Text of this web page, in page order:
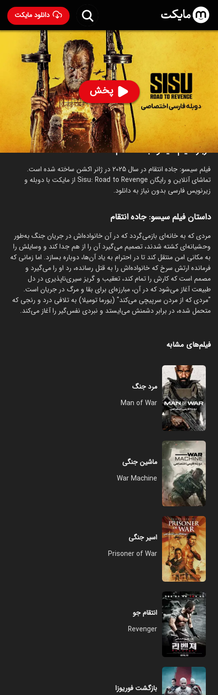
دانلود مایکت
پخش
فیلم سیسو: جاده انتقام با دوبله فارسی
- Sisu: Road to
91% ۶.۸
ساخت فنلاند سال 2025
رده سنی ۱۸+
درباره فیلم سیسو: جاده انتقام
فیلم سیسو: جاده انتقام در سال 2025 در ژانر اکشن ساخته شده است.
تماشای آنلاین و رایگان Sisu: Road to Revenge از مایکت با دوبله و
زیرنویس فارسی بدون نیاز به دانلود.
داستان فیلم سیسو: جاده انتقام
مردی که به خانه‌ای بازمی‌گردد که در آن خانواده‌اش در جریان جنگ به‌طور
وحشیانه‌ای کشته شدند، تصمیم می‌گیرد آن را از هم جدا کند و وسایلش را
به مکانی امن منتقل کند تا در احترام به یاد آن‌ها، دوباره بسازد. اما زمانی که
فرمانده ارتش سرخ که خانواده‌اش را به قتل رسانده، رد او را می‌گیرد و
مصمم است که کارش را تمام کند، تعقیب و گریز سیری‌ناپذیری در دل
طبیعت آغاز می‌شود که در آن، مبارزه‌ای برای بقا و مرگ در جریان است.
"مردی که از مردن سرپیچی می‌کند" (یورما تومیلا) به تلافی درد و رنجی که
متحمل شده، در برابر دشمنش می‌ایستد و نبردی نفس‌گیر را آغاز می‌کند.
فیلم‌های مشابه
مرد جنگ
Man of War
ماشین جنگی
War Machine
اسیر جنگی
Prisoner of War
انتقام جو
Revenger
بازگشت فوریوزا